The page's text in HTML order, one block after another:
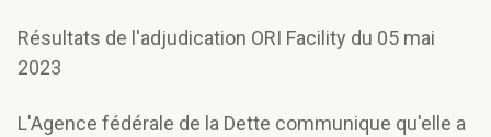
Résultats de l'adjudication ORI Facility du 05 mai
2023
L'Agence fédérale de la Dette communique qu'elle a